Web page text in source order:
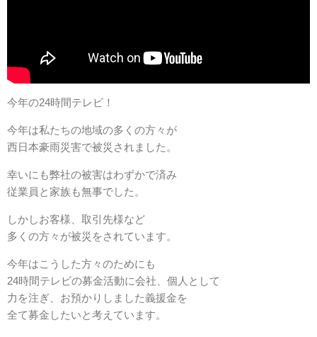
今年の24時間テレビ！
今年は私たちの地域の多くの方々が
西日本豪雨災害で被災されました。
幸いにも弊社の被害はわずかで済み
従業員と家族も無事でした。
しかしお客様、取引先様など
多くの方々が被災をされています。
今年はこうした方々のためにも
24時間テレビの募金活動に会社、個人として
力を注ぎ、お預かりしました義援金を
全て募金したいと考えています。